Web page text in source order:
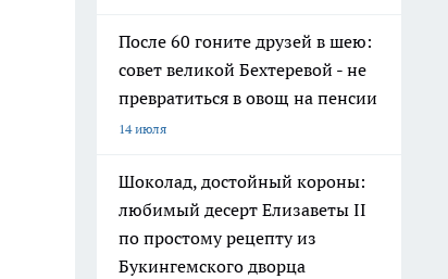
После 60 гоните друзей в шею:
совет великой Бехтеревой - не
превратиться в овощ на пенсии
14 июля
Шоколад, достойный короны:
любимый десерт Елизаветы II
по простому рецепту из
Букингемского дворца